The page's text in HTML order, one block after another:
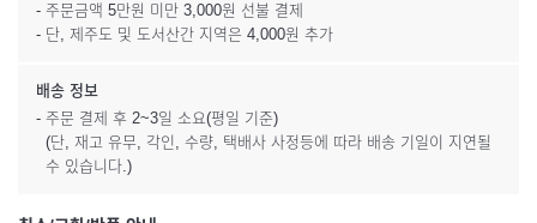
- 주문금액 5만원 미만 3,000원 선불 결제
- 단, 제주도 및 도서산간 지역은 4,000원 추가
배송 정보
- 주문 결제 후 2~3일 소요(평일 기준)
(단, 재고 유무, 각인, 수량, 택배사 사정등에 따라 배송 기일이 지연될
수 있습니다.)